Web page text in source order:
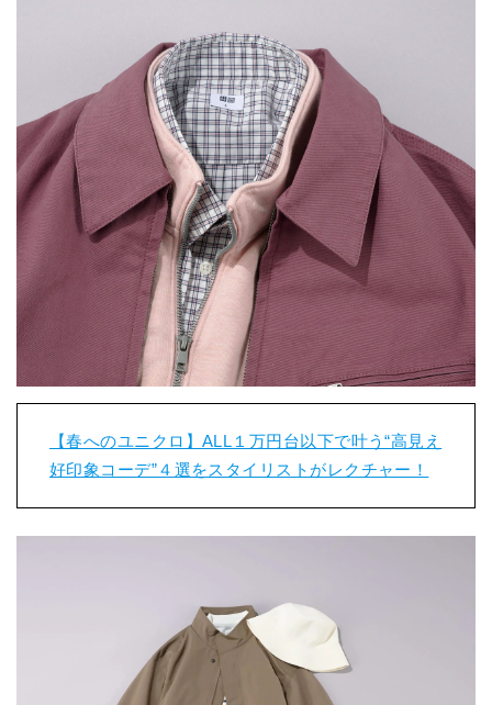
【春へのユニクロ】ALL１万円台以下で叶う“高見え
好印象コーデ”４選をスタイリストがレクチャー！